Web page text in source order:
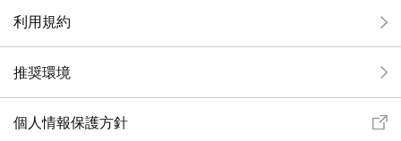
利用規約
推奨環境
個人情報保護方針